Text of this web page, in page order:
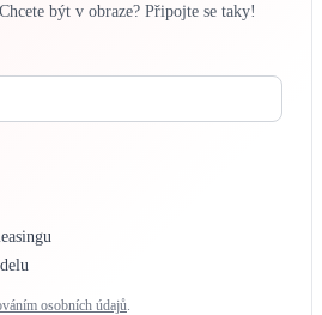
být v obraze? Připojte se taky!
osobních údajů